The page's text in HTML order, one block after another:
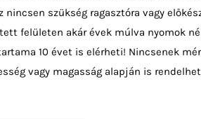
szükség ragasztóra vagy
felületen akár évek múlva nyomok
10 évet is elérheti! Nincsenek
vagy magasság alapján is